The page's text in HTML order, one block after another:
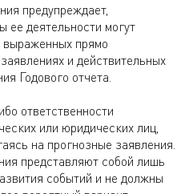
предупреждает,
ее деятельности могут
выраженных прямо
и действительных
Годового отчета.
ответственности
или юридических лиц,
на прогнозные заявления.
представляют собой лишь
событий и не должны